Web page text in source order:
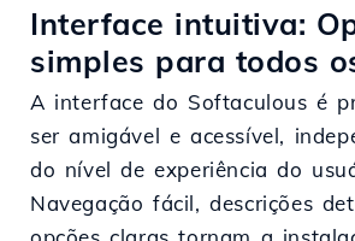
Interface intuitiva:
simples para todos
A interface do Softaculous é
ser amigável e acessível,
do nível de experiência do
Navegação fácil, descrições